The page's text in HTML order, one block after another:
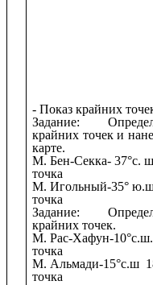
- Показ крайних
Задание:
крайних точек и
карте.
М. Бен-Секка- 37°с.
точка
М. Игольный-35°
точка
Задание:
крайних точек.
М. Рас-Хафун-10°с.ш.
точка
М. Альмади-15°с.ш
точка